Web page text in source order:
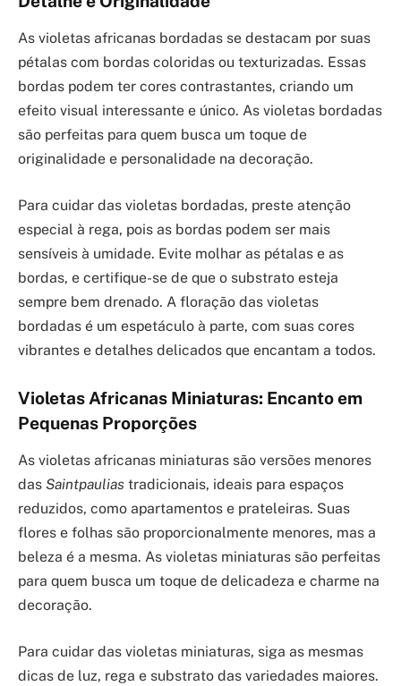
As violetas africanas bordadas se destacam por suas
pétalas com bordas coloridas ou texturizadas. Essas
bordas podem ter cores contrastantes, criando um
efeito visual interessante e único. As violetas bordadas
são perfeitas para quem busca um toque de
originalidade e personalidade na decoração.
Para cuidar das violetas bordadas, preste atenção
especial à rega, pois as bordas podem ser mais
sensíveis à umidade. Evite molhar as pétalas e as
bordas, e certifique-se de que o substrato esteja
sempre bem drenado. A floração das violetas
bordadas é um espetáculo à parte, com suas cores
vibrantes e detalhes delicados que encantam a todos.
Violetas Africanas Miniaturas: Encanto em
Pequenas Proporções
As violetas africanas miniaturas são versões menores
das Saintpaulias tradicionais, ideais para espaços
reduzidos, como apartamentos e prateleiras. Suas
flores e folhas são proporcionalmente menores, mas a
beleza é a mesma. As violetas miniaturas são perfeitas
para quem busca um toque de delicadeza e charme na
decoração.
Para cuidar das violetas miniaturas, siga as mesmas
dicas de luz, rega e substrato das variedades maiores.